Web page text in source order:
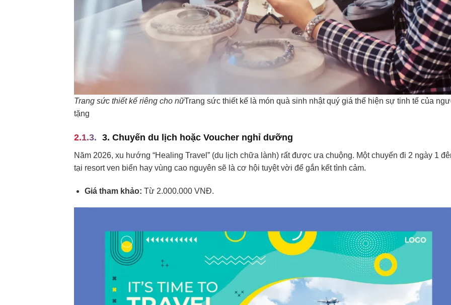
Trang sức thiết kế riêng cho nữTrang sức thiết kế là món quà sinh nhật quý giá thể hiện sự tinh tế của
tặng
3. Chuyến du lịch hoặc Voucher nghỉ dưỡng
Năm 2026, xu hướng “Healing Travel” (du lịch chữa lành) rất được ưa chuộng. Một chuyến đi 2 ngày 1
tại resort ven biển hay vùng cao nguyên sẽ là cơ hội tuyệt vời để gắn kết tình cảm.
Giá tham khảo: Từ 2.000.000 VNĐ.